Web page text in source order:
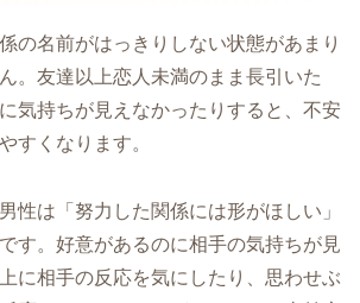
の名前がはっきりしない状態があまり
。友達以上恋人未満のまま長引いた
気持ちが見えなかったりすると、不安
すくなります。
性は「努力した関係には形がほしい」
す。好意があるのに相手の気持ちが見
に相手の反応を気にしたり、思わせぶ